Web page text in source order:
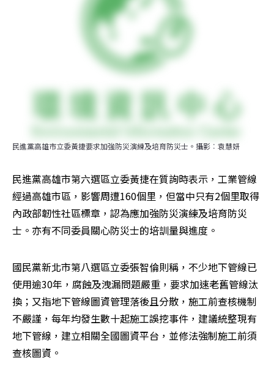
民進黨高雄市立委黃捷要求加強防災演練及培育防災士。攝影︰袁慧妍
民進黨高雄市第六選區立委黃捷在質詢時表示，工業管線
經過高雄市區，影響周遭160個里，但當中只有2個里取得
內政部韌性社區標章，認為應加強防災演練及培育防災
士。亦有不同委員關心防災士的培訓量與進度。
國民黨新北市第八選區立委張智倫則稱，不少地下管線已
使用逾30年，腐蝕及洩漏問題嚴重，要求加速老舊管線汰
換；又指地下管線圖資管理落後且分散，施工前查核機制
不嚴謹，每年均發生數十起施工誤挖事件，建議統整現有
地下管線，建立相關全國圖資平台，並修法強制施工前須
查核圖資。